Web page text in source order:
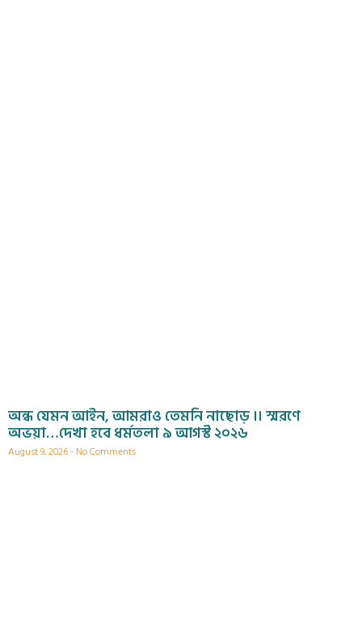
অন্ধ যেমন আইন, আমরাও তেমনি নাছোড় ।। স্মরণে
অভয়া…দেখা হবে ধর্মতলা ৯ আগস্ট ২০২৬
August 9, 2026 No Comments